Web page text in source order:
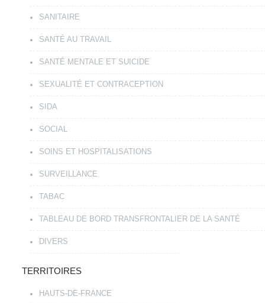
SANITAIRE
SANTÉ AU TRAVAIL
SANTÉ MENTALE ET SUICIDE
SEXUALITÉ ET CONTRACEPTION
SIDA
SOCIAL
SOINS ET HOSPITALISATIONS
SURVEILLANCE
TABAC
TABLEAU DE BORD TRANSFRONTALIER DE LA SANTÉ
DIVERS
TERRITOIRES
HAUTS-DE-FRANCE